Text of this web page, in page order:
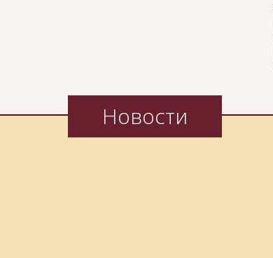
Новости